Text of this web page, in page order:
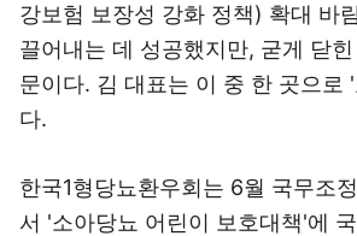
강보험 보장성 강화 정책) 확대 바
끌어내는 데 성공했지만, 굳게 닫
문이다. 김 대표는 이 중 한 곳으로
다.
한국1형당뇨환우회는 6월 국무조
서 '소아당뇨 어린이 보호대책'에